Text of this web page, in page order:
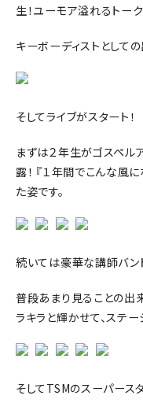
生！ユーモア溢れるトー
キーボーディストとして
そしてライブがスタート！
まずは２年生がゴスペル
露！ 『１年間でこんな風
た姿です。
続いては豪華な講師バン
普段あまり見ることの出
ラキラと輝かせて、ステ
そしてTSMのスーパース